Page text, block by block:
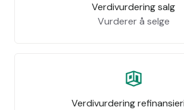
Verdivurdering salg
Vurderer å selge
Verdivurdering